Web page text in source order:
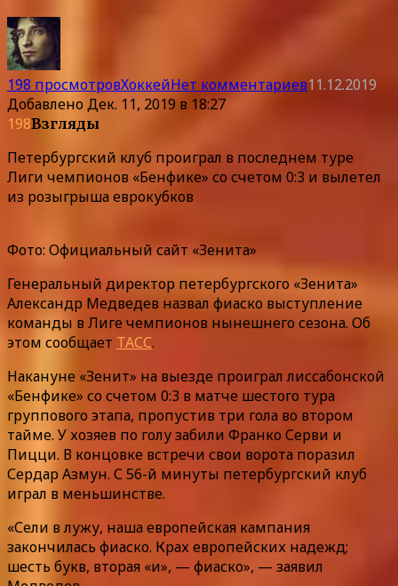
198 просмотровХоккейНет комментариев11.12.2019
ДобавленоДек. 11, 2019 в 18:27
198Взгляды
Петербургский клуб проиграл в последнем туре
Лиги чемпионов «Бенфике» со счетом 0:3 и вылетел
из розыгрыша еврокубков
Фото: Официальный сайт «Зенита»
Генеральный директор петербургского «Зенита»
Александр Медведев назвал фиаско выступление
команды в Лиге чемпионов нынешнего сезона. Об
этом сообщает ТАСС.
Накануне «Зенит» на выезде проиграл лиссабонской
«Бенфике» со счетом 0:3 в матче шестого тура
группового этапа, пропустив три гола во втором
тайме. У хозяев по голу забили Франко Серви и
Пицци. В концовке встречи свои ворота поразил
Сердар Азмун. С 56-й минуты петербургский клуб
играл в меньшинстве.
«Сели в лужу, наша европейская кампания
закончилась фиаско. Крах европейских надежд;
шесть букв, вторая «и», — фиаско», — заявил